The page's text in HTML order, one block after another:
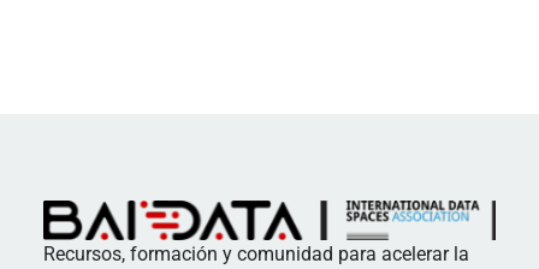
Recursos, formación y comunidad para acelerar la